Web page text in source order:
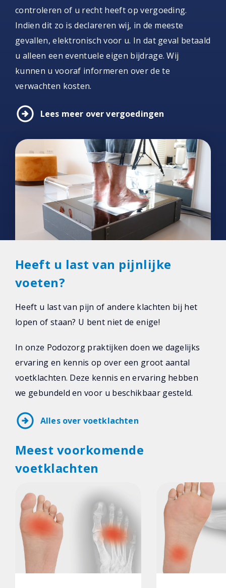
controleren of u recht heeft op vergoeding.
Indien dit zo is declareren wij, in de meeste
gevallen, elektronisch voor u. In dat geval betaald
u alleen een eventuele eigen bijdrage. Wij
kunnen u vooraf informeren over de te
verwachten kosten.
arrow_circle_right Lees meer over vergoedingen
Heeft u last van pijnlijke
voeten?
Heeft u last van pijn of andere klachten bij het
lopen of staan? U bent niet de enige!
In onze Podozorg praktijken doen we dagelijks
ervaring en kennis op over een groot aantal
voetklachten. Deze kennis en ervaring hebben
we gebundeld en voor u beschikbaar gesteld.
arrow_circle_right Alles over voetklachten
Meest voorkomende
voetklachten